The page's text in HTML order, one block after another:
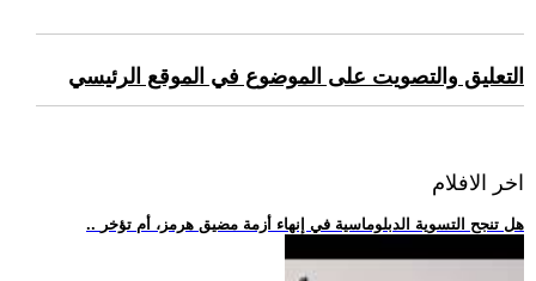
التعليق والتصويت على الموضوع في الموقع الرئيسي
اخر الافلام
.. هل تنجح التسوية الدبلوماسية في إنهاء أزمة مضيق هرمز، أم تؤخر